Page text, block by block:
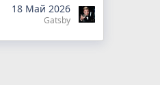
18 Май 2026
Gatsby